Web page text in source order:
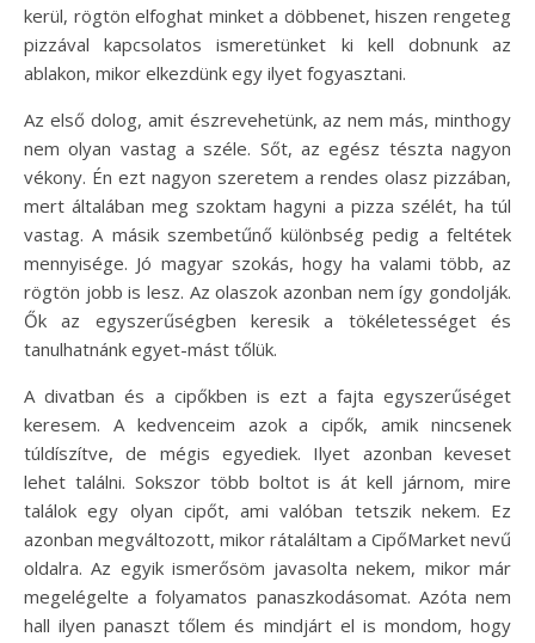
kerül, rögtön elfoghat minket a döbbenet, hiszen rengeteg
pizzával kapcsolatos ismeretünket ki kell dobnunk az
ablakon, mikor elkezdünk egy ilyet fogyasztani.
Az első dolog, amit észrevehetünk, az nem más, minthogy
nem olyan vastag a széle. Sőt, az egész tészta nagyon
vékony. Én ezt nagyon szeretem a rendes olasz pizzában,
mert általában meg szoktam hagyni a pizza szélét, ha túl
vastag. A másik szembetűnő különbség pedig a feltétek
mennyisége. Jó magyar szokás, hogy ha valami több, az
rögtön jobb is lesz. Az olaszok azonban nem így gondolják.
Ők az egyszerűségben keresik a tökéletességet és
tanulhatnánk egyet-mást tőlük.
A divatban és a cipőkben is ezt a fajta egyszerűséget
keresem. A kedvenceim azok a cipők, amik nincsenek
túldíszítve, de mégis egyediek. Ilyet azonban keveset
lehet találni. Sokszor több boltot is át kell járnom, mire
találok egy olyan cipőt, ami valóban tetszik nekem. Ez
azonban megváltozott, mikor rátaláltam a CipőMarket nevű
oldalra. Az egyik ismerősöm javasolta nekem, mikor már
megelégelte a folyamatos panaszkodásomat. Azóta nem
hall ilyen panaszt tőlem és mindjárt el is mondom, hogy